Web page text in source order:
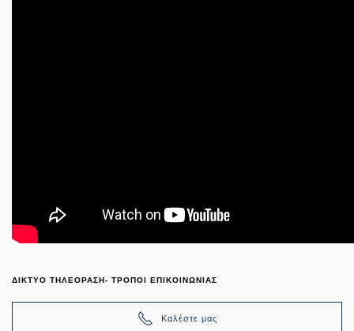
ΔΙΚΤΥΟ ΤΗΛΕΟΡΑΣΗ- ΤΡΟΠΟΙ ΕΠΙΚΟΙΝΩΝΙΑΣ
Καλέστε μας